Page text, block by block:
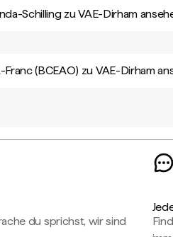
Schilling zu VAE-Dirham
(BCEAO) zu VAE-Dirham
du sprichst, wir sind